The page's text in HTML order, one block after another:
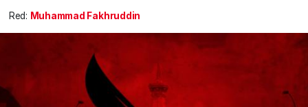
Red: Muhammad Fakhruddin